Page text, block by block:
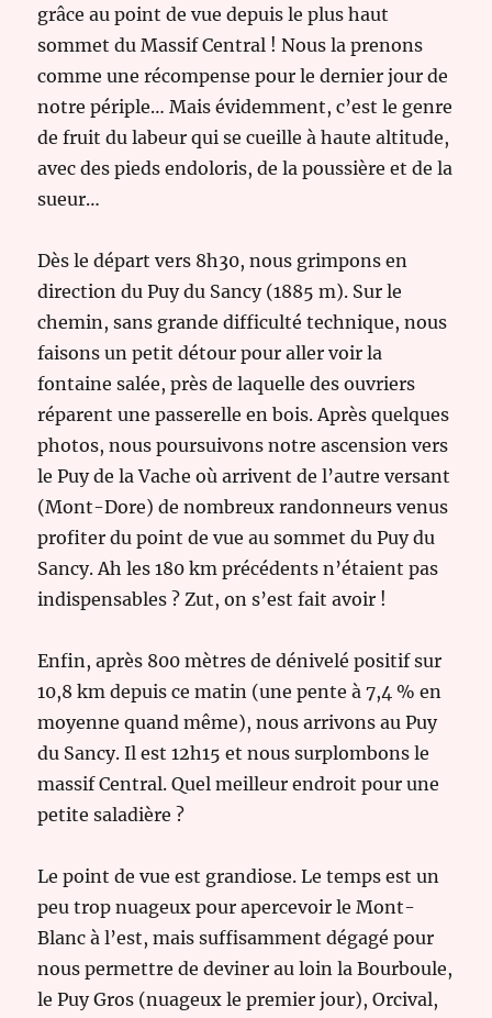
grâce au point de vue depuis le plus haut
sommet du Massif Central ! Nous la prenons
comme une récompense pour le dernier jour de
notre périple… Mais évidemment, c’est le genre
de fruit du labeur qui se cueille à haute altitude,
avec des pieds endoloris, de la poussière et de la
sueur…
Dès le départ vers 8h30, nous grimpons en
direction du Puy du Sancy (1885 m). Sur le
chemin, sans grande difficulté technique, nous
faisons un petit détour pour aller voir la
fontaine salée, près de laquelle des ouvriers
réparent une passerelle en bois. Après quelques
photos, nous poursuivons notre ascension vers
le Puy de la Vache où arrivent de l’autre versant
(Mont-Dore) de nombreux randonneurs venus
profiter du point de vue au sommet du Puy du
Sancy. Ah les 180 km précédents n’étaient pas
indispensables ? Zut, on s’est fait avoir !
Enfin, après 800 mètres de dénivelé positif sur
10,8 km depuis ce matin (une pente à 7,4 % en
moyenne quand même), nous arrivons au Puy
du Sancy. Il est 12h15 et nous surplombons le
massif Central. Quel meilleur endroit pour une
petite saladière ?
Le point de vue est grandiose. Le temps est un
peu trop nuageux pour apercevoir le Mont-
Blanc à l’est, mais suffisamment dégagé pour
nous permettre de deviner au loin la Bourboule,
le Puy Gros (nuageux le premier jour), Orcival,